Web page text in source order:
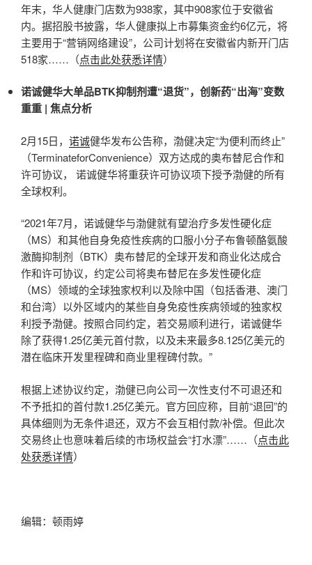
年末，华人健康门店数为938家，其中908家位于安徽省
内。据招股书披露，华人健康拟上市募集资金约6亿元，将
主要用于“营销网络建设”，公司计划将在安徽省内新开门店
518家……（点击此处获悉详情）
诺诚健华大单品BTK抑制剂遭“退货”，创新药“出海”变数
重重 | 焦点分析
2月15日， 诺诚健华发布公告称，渤健决定“为便利而终止”
（TerminateforConvenience）双方达成的奥布替尼合作和
许可协议， 诺诚健华将重获许可协议项下授予渤健的所有
全球权利。
“2021年7月，诺诚健华与渤健就有望治疗多发性硬化症
（MS）和其他自身免疫性疾病的口服小分子布鲁顿酪氨酸
激酶抑制剂（BTK）奥布替尼的全球开发和商业化达成合
作和许可协议，约定公司将奥布替尼在多发性硬化症
（MS）领域的全球独家权利以及除中国（包括香港、澳门
和台湾）以外区域内的某些自身免疫性疾病领域的独家权
利授予渤健。按照合同约定，若交易顺利进行，诺诚健华
除了获得1.25亿美元首付款，以及未来最多8.125亿美元的
潜在临床开发里程碑和商业里程碑付款。”
根据上述协议约定，渤健已向公司一次性支付不可退还和
不予抵扣的首付款1.25亿美元。官方回应称，目前“退回”的
具体细则为无条件退还，双方不会互相付款/补偿。但此次
交易终止也意味着后续的市场权益会“打水漂”……（点击此
处获悉详情）
编辑：顿雨婷